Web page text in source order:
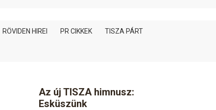
RÖVIDEN HIREI PR CIKKEK TISZA PÁRT
Az új TISZA himnusz:
Esküszünk